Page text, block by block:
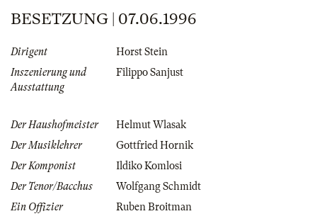
BESETZUNG | 07.06.1996
Dirigent
Horst Stein
Inszenierung und
Ausstattung
Filippo Sanjust
Der Haushofmeister
Helmut Wlasak
Der Musiklehrer
Gottfried Hornik
Der Komponist
Ildiko Komlosi
Der Tenor/Bacchus
Wolfgang Schmidt
Ein Offizier
Ruben Broitman